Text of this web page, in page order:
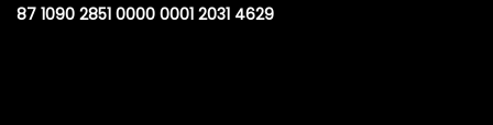
87 1090 2851 0000 0001 2031 4629